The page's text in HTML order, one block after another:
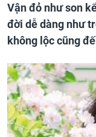
Vận đỏ như son
đời dễ dàng như
không lộc cũng